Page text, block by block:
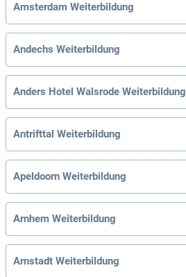
Amsterdam Weiterbildung
Andechs Weiterbildung
Anders Hotel Walsrode Weiterbildung
Antrifttal Weiterbildung
Apeldoorn Weiterbildung
Arnhem Weiterbildung
Arnstadt Weiterbildung